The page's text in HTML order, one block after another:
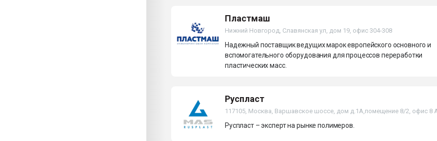
Пластмаш
Нижний Новгород, Славянская ул, дом 19, офис 304-308
Надежный поставщик ведущих марок европейского основного и
вспомогательного оборудования для процессов переработки
пластических масс.
Руспласт
117105, Москва, Варшавское шоссе, дом д.1А,помещение 8/2, офис 8
Руспласт – эксперт на рынке полимеров.